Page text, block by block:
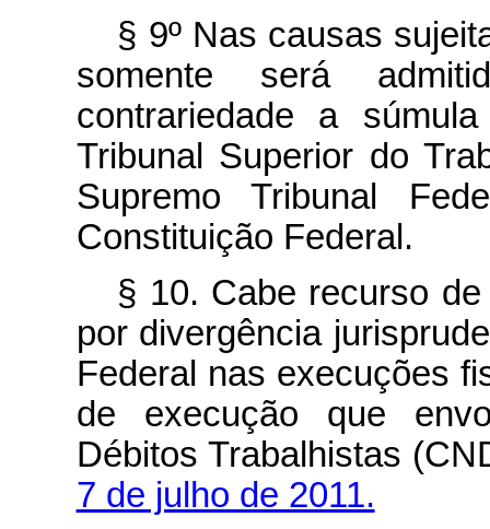
§ 9º Nas causas
somente será
contrariedade a
Tribunal Superior do
Supremo Tribunal
Constituição Federal.
§ 10. Cabe recurso
por divergência
Federal nas execuções
de execução que
Débitos Trabalhistas
7 de julho de 2011.